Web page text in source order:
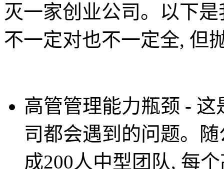
灭一家创业公司。以下
不一定对也不一定全, 但
高管管理能力瓶颈 -
司都会遇到的问题。
成200人中型团队, 每